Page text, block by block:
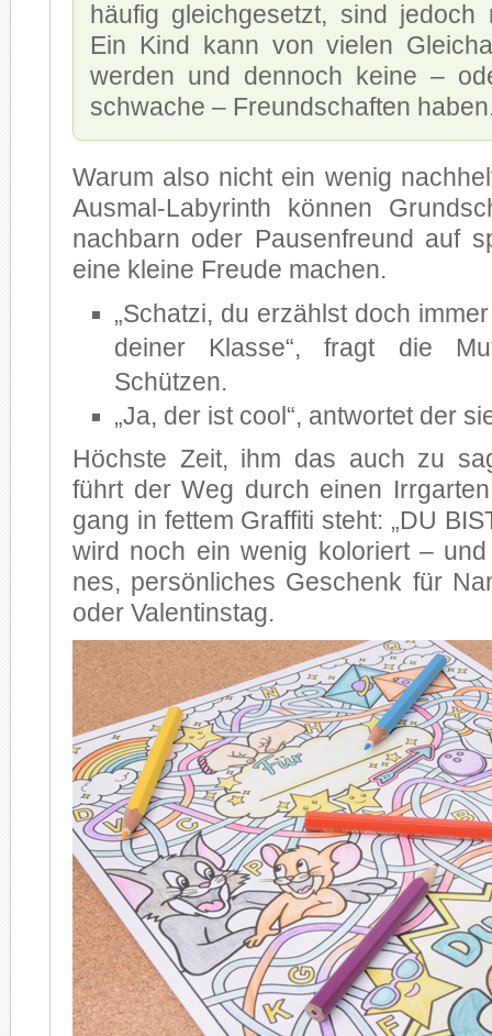
häu­fig gleich­ge­setzt, sind je­doch
Ein Kind kann von vie­len
wer­den und den­noch kei­ne –
schwa­che – Freund­schaf­ten
War­um also nicht ein we­nig
Ausmal-Labyrinth kön­nen
nach­barn oder Pau­sen­freund auf
eine klei­ne Freu­de ma­chen.
„Schat­zi, du er­zählst doch
dei­ner Klas­se“, fragt die
Schützen.
„Ja, der ist cool“, ant­wor­tet der
Höchs­te Zeit, ihm das auch zu
führt der Weg durch ei­nen
gang in fet­tem Graf­fi­ti steht: „DU
wird noch ein we­nig ko­lo­riert –
nes, per­sön­li­ches Ge­schenk für
oder Va­len­tins­tag.